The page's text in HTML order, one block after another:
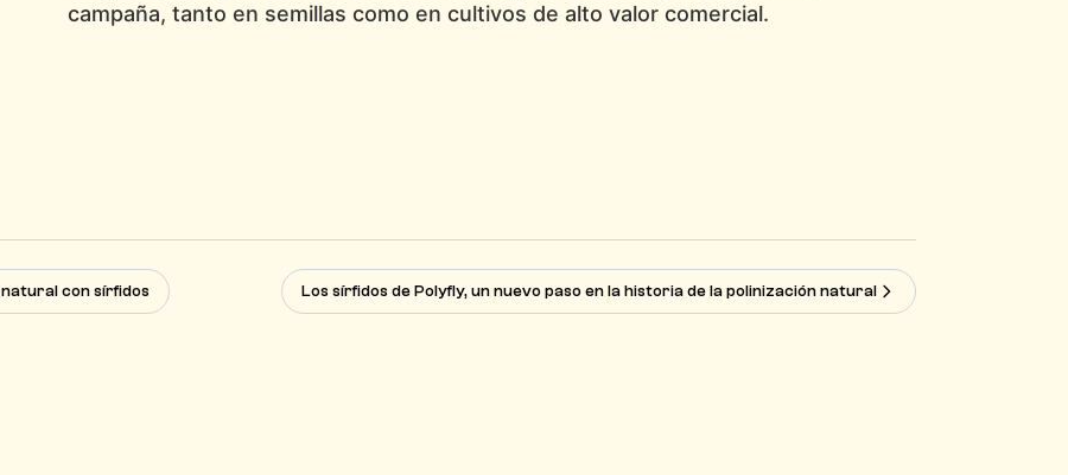
campaña, tanto en semillas como en cultivos de alto valor comercial.
natural con sírfidos Los sírfidos de Polyfly, un nuevo paso en la historia de la polinización natural